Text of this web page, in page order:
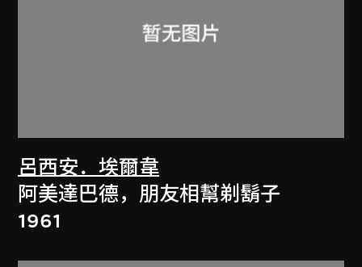
呂西安．埃爾韋
阿美達巴德，朋友相幫剃鬍子
1961